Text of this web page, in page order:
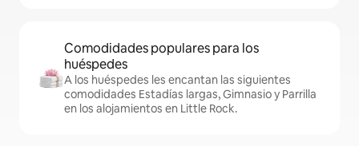
Comodidades populares para los
huéspedes
A los huéspedes les encantan las siguientes
comodidades Estadías largas, Gimnasio y Parrilla
en los alojamientos en Little Rock.